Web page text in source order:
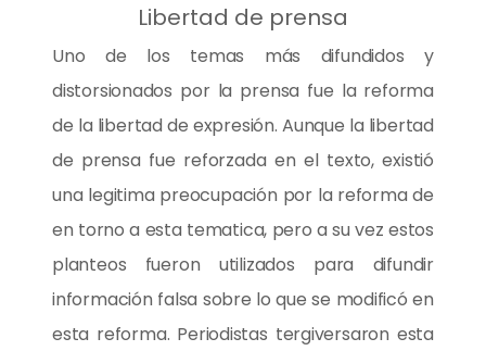
Libertad de prensa
Uno de los temas más difundidos y
distorsionados por la prensa fue la reforma
de la libertad de expresión. Aunque la libertad
de prensa fue reforzada en el texto, existió
una legitima preocupación por la reforma de
en torno a esta tematica, pero a su vez estos
planteos fueron utilizados para difundir
información falsa sobre lo que se modificó en
esta reforma. Periodistas tergiversaron esta